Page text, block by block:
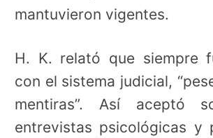
mantuvieron vigentes.
H. K. relató que siempre
con el sistema judicial,
mentiras”. Así aceptó
entrevistas psicológicas y